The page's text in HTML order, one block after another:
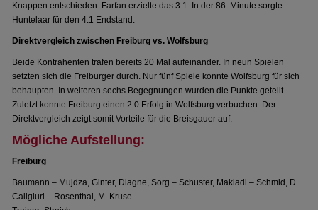
Knappen entschieden. Farfan erzielte das 3:1. In der 86. Minute sorgte
Huntelaar für den 4:1 Endstand.
Direktvergleich zwischen Freiburg vs. Wolfsburg
Beide Kontrahenten trafen bereits 20 Mal aufeinander. In neun Spielen
setzten sich die Freiburger durch. Nur fünf Spiele konnte Wolfsburg für sich
behaupten. In weiteren sechs Begegnungen wurden die Punkte geteilt.
Zuletzt konnte Freiburg einen 2:0 Erfolg in Wolfsburg verbuchen. Der
Direktvergleich zeigt somit Vorteile für die Breisgauer auf.
Mögliche Aufstellung:
Freiburg
Baumann – Mujdza, Ginter, Diagne, Sorg – Schuster, Makiadi – Schmid, D.
Caligiuri – Rosenthal, M. Kruse